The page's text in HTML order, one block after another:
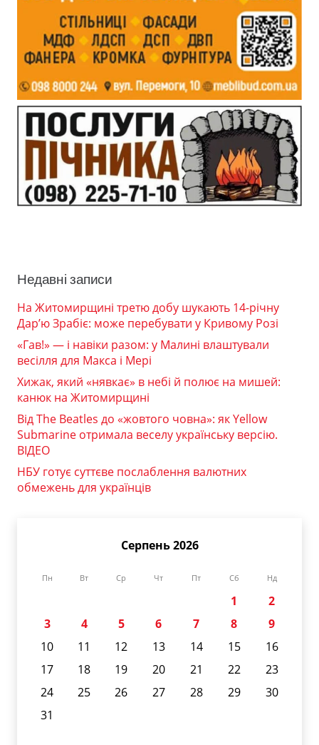
Недавні записи
На Житомирщині третю добу шукають 14-річну
Дар’ю Зрабіє: може перебувати у Кривому Розі
«Гав!» — і навіки разом: у Малині влаштували
весілля для Макса і Мері
Хижак, який «нявкає» в небі й полює на мишей:
канюк на Житомирщині
Від The Beatles до «жовтого човна»: як Yellow
Submarine отримала веселу українську версію.
ВІДЕО
НБУ готує суттєве послаблення валютних
обмежень для українців
Серпень 2026
Пн Вт Ср Чт Пт Сб Нд
1
2
3
4 5 6 7 8
9
10
11 12 13 14 15
16
17
18 19 20 21 22
23
24
25 26 27 28 29
30
31